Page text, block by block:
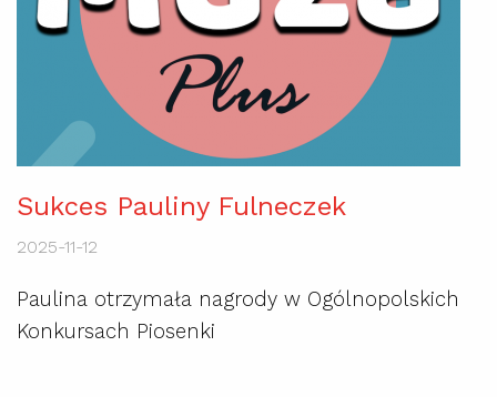
Sukces Pauliny Fulneczek
2025-11-12
Paulina otrzymała nagrody w Ogólnopolskich
Konkursach Piosenki